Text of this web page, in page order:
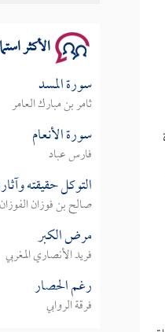
الأكثر
سورة المسد
ثامر بن مبارك العامر
سورة الأنعام
فارس عباد
التوكل حقيقته
صالح بن فوزان الفوزان
مرض الكبر
فريد الأنصاري المغربي
رغم الحصار
فرقة الروابي